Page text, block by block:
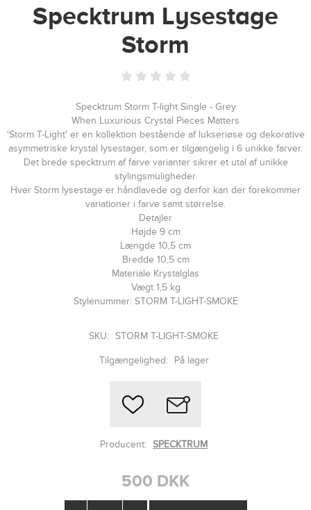
Specktrum Lysestage
Storm
Specktrum Storm T-light Single - Grey
When Luxurious Crystal Pieces Matters
'Storm T-Light' er en kollektion bestående af lukseriøse og dekorative
asymmetriske krystal lysestager, som er tilgængelig i 6 unikke farver.
Det brede specktrum af farve varianter sikrer et utal af unikke
stylingsmuligheder.
Hver Storm lysestage er håndlavede og derfor kan der forekommer
variationer i farve samt størrelse.
Detajler
Højde 9 cm
Længde 10,5 cm
Bredde 10,5 cm
Materiale Krystalglas
Vægt 1,5 kg
Stylenummer: STORM T-LIGHT-SMOKE
SKU: STORM T-LIGHT-SMOKE
Tilgængelighed: På lager
Producent: SPECKTRUM
500 DKK